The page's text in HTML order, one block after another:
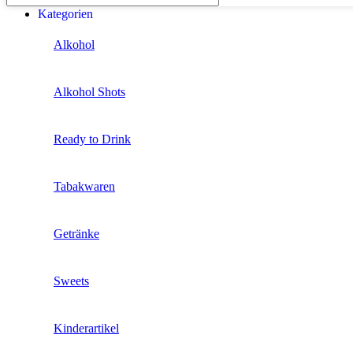
Kategorien
Alkohol
Alkohol Shots
Ready to Drink
Tabakwaren
Getränke
Sweets
Kinderartikel